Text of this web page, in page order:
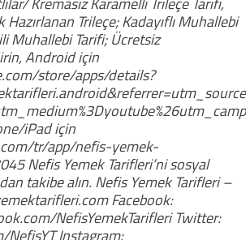
Hazırlanan Trileçe; Kadayıflı Muhallebi
Muhallebi Tarifi; Ücretsiz
Android için
store/apps/details?
iPad için
tr/app/nefis-yemek-
Nefis Yemek Tarifleri’ni sosyal
takibe alın. Nefis Yemek Tarifleri –
Facebook:
NefisYemekTarifleri Twitter:
Instagram: